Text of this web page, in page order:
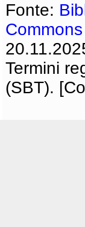
Fonte:
Termini
(SBT).